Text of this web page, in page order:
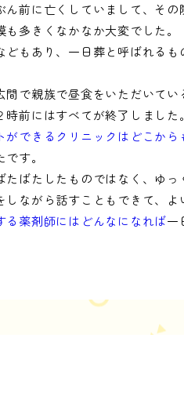
前に亡くしていまして、そ
多きくなかなか大変でした。
どもあり、一日葬と呼ばれる
で親族で昼食をいただいてい
前にはすべてが終了しました。
ができるクリニックはどこから
す。
ばたしたものではなく、ゆ
ながら話すこともできて、
る薬剤師にはどんなになれば一